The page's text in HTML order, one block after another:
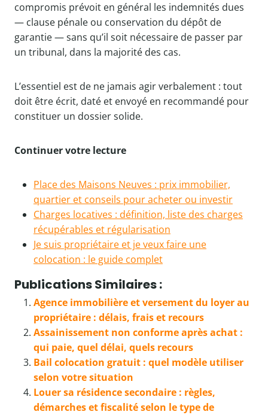
compromis prévoit en général les indemnités dues
— clause pénale ou conservation du dépôt de
garantie — sans qu’il soit nécessaire de passer par
un tribunal, dans la majorité des cas.
L’essentiel est de ne jamais agir verbalement : tout
doit être écrit, daté et envoyé en recommandé pour
constituer un dossier solide.
Continuer votre lecture
Place des Maisons Neuves : prix immobilier,
quartier et conseils pour acheter ou investir
Charges locatives : définition, liste des charges
récupérables et régularisation
Je suis propriétaire et je veux faire une
colocation : le guide complet
Publications Similaires :
Agence immobilière et versement du loyer au
propriétaire : délais, frais et recours
Assainissement non conforme après achat :
qui paie, quel délai, quels recours
Bail colocation gratuit : quel modèle utiliser
selon votre situation
Louer sa résidence secondaire : règles,
démarches et fiscalité selon le type de